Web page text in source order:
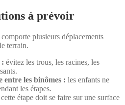
à prévoir
plusieurs déplacements
terrain.
: évitez les trous, les racines, les
entre les binômes : les enfants ne
les étapes.
cette étape doit se faire sur une surface